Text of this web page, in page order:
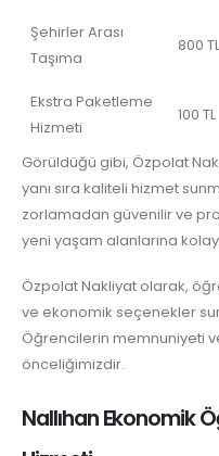
Şehirler Arası
Taşıma
800 TL
Ekstra Paketleme
Hizmeti
100 TL
Görüldüğü gibi, Özpolat
yanı sıra kaliteli hizmet
zorlamadan güvenilir ve
yeni yaşam alanlarına
Özpolat Nakliyat olarak,
ve ekonomik seçenekler
Öğrencilerin memnuniyeti
önceliğimizdir.
Nallıhan Ekonomik